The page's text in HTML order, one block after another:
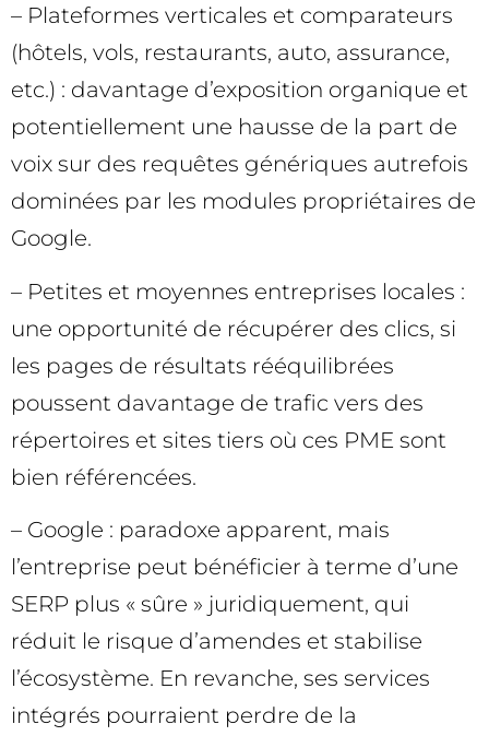
– Plateformes verticales et comparateurs
(hôtels, vols, restaurants, auto, assurance,
etc.) : davantage d’exposition organique et
potentiellement une hausse de la part de
voix sur des requêtes génériques autrefois
dominées par les modules propriétaires de
Google.
– Petites et moyennes entreprises locales :
une opportunité de récupérer des clics, si
les pages de résultats rééquilibrées
poussent davantage de trafic vers des
répertoires et sites tiers où ces PME sont
bien référencées.
– Google : paradoxe apparent, mais
l’entreprise peut bénéficier à terme d’une
SERP plus « sûre » juridiquement, qui
réduit le risque d’amendes et stabilise
l’écosystème. En revanche, ses services
intégrés pourraient perdre de la